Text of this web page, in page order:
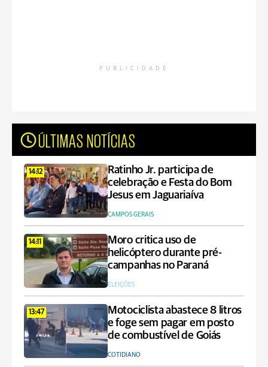
PUBLICIDADE
ÚLTIMAS NOTÍCIAS
14:12
Ratinho Jr. participa de
celebração e Festa do Bom
Jesus em Jaguariaíva
CAMPOS GERAIS
14:11
Moro critica uso de
helicóptero durante pré-
campanhas no Paraná
ELEIÇÕES
13:47
Motociclista abastece 8 litros
e foge sem pagar em posto
de combustível de Goiás
COTIDIANO